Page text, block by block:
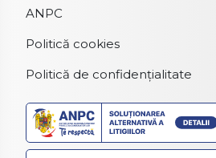
ANPC
Politică cookies
Politică de confidențialitate